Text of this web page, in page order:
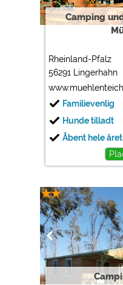
Camping
Rheinland-Pfalz
56291 Lingerhahn
Familievenlig
Hunde tilladt
Åbent hele året